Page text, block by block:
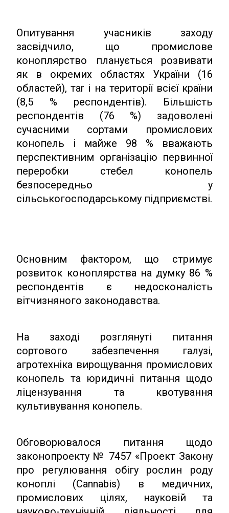
Опитування учасників заходу
засвідчило, що промислове
коноплярство планується розвивати
як в окремих областях України (16
областей), таr і на території всієї країни
(8,5 % респондентів). Більшість
респондентів (76 %) задоволені
сучасними сортами промислових
конопель і майже 98 % вважають
перспективним організацію первинної
переробки стебел конопель
безпосередньо у
сільськогосподарському підприємстві.
Основним фактором, що стримує
розвиток коноплярства на думку 86 %
респондентів є недосконалість
вітчизняного законодавства.
На заході розглянуті питання
сортового забезпечення галузі,
агротехніка вирощування промислових
конопель та юридичні питання щодо
ліцензування та квотування
культивування конопель.
Обговорювалося питання щодо
законопроекту № 7457 «Проект Закону
про регулювання обігу рослин роду
коноплі (Cannabis) в медичних,
промислових цілях, науковій та